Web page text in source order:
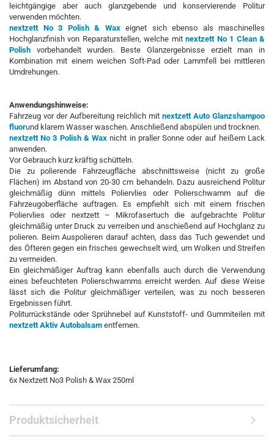
leichtgängige aber auch glanzgebende und konservierende Politur
verwenden möchten.
nextzett No 3 Polish & Wax eignet sich ebenso als maschinelles
Hochglanzfinish von Reparaturstellen, welche mitnextzett No 1 Clean &
Polish vorbehandelt wurden. Beste Glanzergebnisse erzielt man in
Kombination mit einem weichen Soft-Pad oder Lammfell bei mittleren
Umdrehungen.
Anwendungshinweise:
Fahrzeug vor der Aufbereitung reichlich mit nextzett Auto Glanzshampoo
fluorund klarem Wasser waschen. Anschließend abspülen und trocknen.
nextzett No 3 Polish & Wax nicht in praller Sonne oder auf heißem Lack
anwenden.
Vor Gebrauch kurz kräftig schütteln.
Die zu polierende Fahrzeugfläche abschnittsweise (nicht zu große
Flächen) im Abstand von 20-30 cm behandeln. Dazu ausreichend Politur
gleichmäßig dünn mittels Poliervlies oder Polierschwamm auf die
Fahrzeugoberfläche auftragen. Es empfiehlt sich mit einem frischen
Poliervlies oder nextzett – Mikrofasertuch die aufgebrachte Politur
gleichmäßig unter Druck zu verreiben und anschießend auf Hochglanz zu
polieren. Beim Auspolieren darauf achten, dass das Tuch gewendet und
des Öfteren gegen ein frisches gewechselt wird, um Wolken und Streifen
zu vermeiden.
Ein gleichmäßiger Auftrag kann ebenfalls auch durch die Verwendung
eines befeuchteten Polierschwamms erreicht werden. Auf diese Weise
lässt sich die Politur gleichmäßiger verteilen, was zu noch besseren
Ergebnissen führt.
Politurrückstände oder Sprühnebel auf Kunststoff- und Gummiteilen mit
nextzett Aktiv Autobalsam entfernen.
Lieferumfang:
6x Nextzett No3 Polish & Wax 250ml
Produktsicherheit